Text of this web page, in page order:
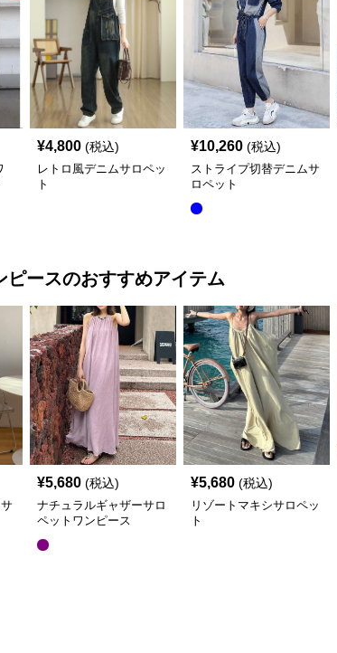
¥4,800 (税込)
レトロ風デニムサロペッ
ト
¥10,260 (税込)
ストライプ切替デニムサ
ロペット
ピースのおすすめアイテム
¥5,680 (税込)
ナチュラルギャザーサロ
ペットワンピース
¥5,680 (税込)
リゾートマキシサロペッ
ト